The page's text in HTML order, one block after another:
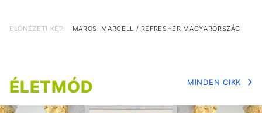
ELŐNÉZETI KÉP: MAROSI MARCELL / REFRESHER MAGYARORSZÁG
ÉLETMÓD MINDEN CIKK